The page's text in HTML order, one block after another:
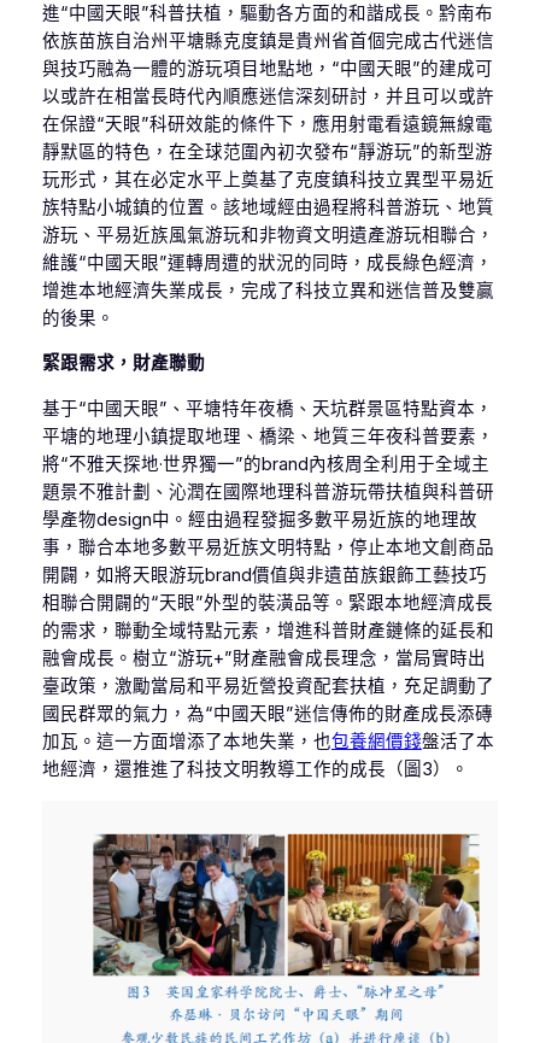
進“中國天眼”科普扶植，驅動各方面的和諧成長。黔南布
依族苗族自治州平塘縣克度鎮是貴州省首個完成古代迷信
與技巧融為一體的游玩項目地點地，“中國天眼”的建成可
以或許在相當長時代內順應迷信深刻研討，并且可以或許
在保證“天眼”科研效能的條件下，應用射電看遠鏡無線電
靜默區的特色，在全球范圍內初次發布“靜游玩”的新型游
玩形式，其在必定水平上奠基了克度鎮科技立異型平易近
族特點小城鎮的位置。該地域經由過程將科普游玩、地質
游玩、平易近族風氣游玩和非物資文明遺產游玩相聯合，
維護“中國天眼”運轉周遭的狀況的同時，成長綠色經濟，
增進本地經濟失業成長，完成了科技立異和迷信普及雙贏
的後果。
緊跟需求，財產聯動
基于“中國天眼”、平塘特年夜橋、天坑群景區特點資本，
平塘的地理小鎮提取地理、橋梁、地質三年夜科普要素，
將“不雅天探地·世界獨一”的brand內核周全利用于全域主
題景不雅計劃、沁潤在國際地理科普游玩帶扶植與科普研
學產物design中。經由過程發掘多數平易近族的地理故
事，聯合本地多數平易近族文明特點，停止本地文創商品
開闢，如將天眼游玩brand價值與非遺苗族銀飾工藝技巧
相聯合開闢的“天眼”外型的裝潢品等。緊跟本地經濟成長
的需求，聯動全域特點元素，增進科普財產鏈條的延長和
融會成長。樹立“游玩+”財產融會成長理念，當局實時出
臺政策，激勵當局和平易近營投資配套扶植，充足調動了
國民群眾的氣力，為“中國天眼”迷信傳佈的財產成長添磚
加瓦。這一方面增添了本地失業，也包養網價錢盤活了本
地經濟，還推進了科技文明教導工作的成長（圖3）。